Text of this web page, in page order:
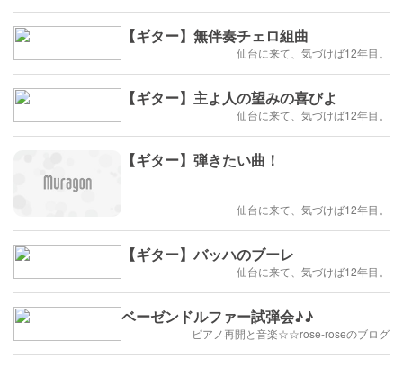
【ギター】無伴奏チェロ組曲
仙台に来て、気づけば12年目。
【ギター】主よ人の望みの喜びよ
仙台に来て、気づけば12年目。
【ギター】弾きたい曲！
仙台に来て、気づけば12年目。
【ギター】バッハのブーレ
仙台に来て、気づけば12年目。
ベーゼンドルファー試弾会♪♪
ピアノ再開と音楽☆☆rose-roseのブログ